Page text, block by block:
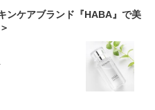
ンケアブランド『HABA』で美